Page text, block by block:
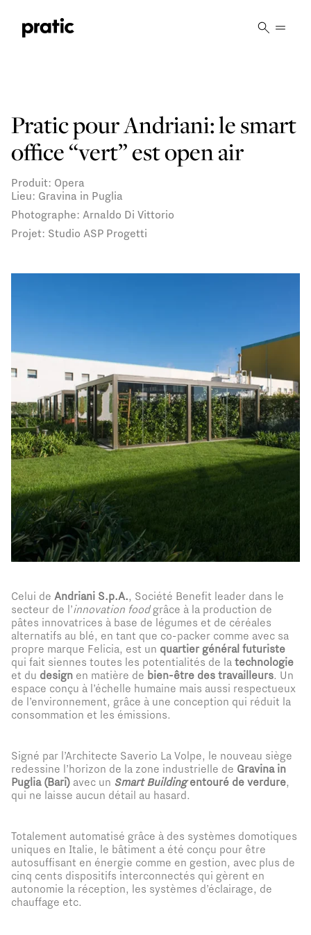
Pratic pour Andriani: le smart
office “vert” est open air
Produit: Opera
Lieu: Gravina in Puglia
Photographe: Arnaldo Di Vittorio
Projet: Studio ASP Progetti
Celui de Andriani S.p.A., Société Benefit leader dans le
secteur de l’innovation foodgrâce à la production de
pâtes innovatrices à base de légumes et de céréales
alternatifs au blé, en tant que co-packer comme avec sa
propre marque Felicia, est un quartier général futuriste
qui fait siennes toutes les potentialités de la technologie
et du design en matière de bien-être des travailleurs. Un
espace conçu à l’échelle humaine mais aussi respectueux
de l’environnement, grâce à une conception qui réduit la
consommation et les émissions.
Signé par l’Architecte Saverio La Volpe, le nouveau siège
redessine l’horizon de la zone industrielle de Gravina in
Puglia (Bari) avec un Smart Buildingentouré de verdure,
qui ne laisse aucun détail au hasard.
Totalement automatisé grâce à des systèmes domotiques
uniques en Italie, le bâtiment a été conçu pour être
autosuffisant en énergie comme en gestion, avec plus de
cinq cents dispositifs interconnectés qui gèrent en
autonomie la réception, les systèmes d’éclairage, de
chauffage etc.